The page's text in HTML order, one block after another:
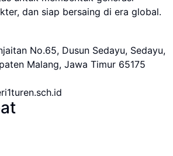
dan siap bersaing di era global.
No.65, Dusun Sedayu, Sedayu,
Malang, Jawa Timur 65175